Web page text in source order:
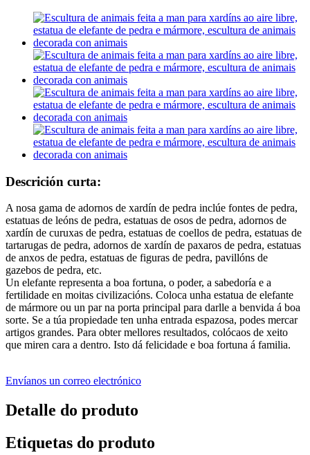
Descrición curta:
A nosa gama de adornos de xardín de pedra inclúe fontes de pedra,
estatuas de leóns de pedra, estatuas de osos de pedra, adornos de
xardín de curuxas de pedra, estatuas de coellos de pedra, estatuas de
tartarugas de pedra, adornos de xardín de paxaros de pedra, estatuas
de anxos de pedra, estatuas de figuras de pedra, pavillóns de
gazebos de pedra, etc.
Un elefante representa a boa fortuna, o poder, a sabedoría e a
fertilidade en moitas civilizacións. Coloca unha estatua de elefante
de mármore ou un par na porta principal para darlle a benvida á boa
sorte. Se a túa propiedade ten unha entrada espazosa, podes mercar
artigos grandes. Para obter mellores resultados, colócaos de xeito
que miren cara a dentro. Isto dá felicidade e boa fortuna á familia.
Envíanos un correo electrónico
Detalle do produto
Etiquetas do produto